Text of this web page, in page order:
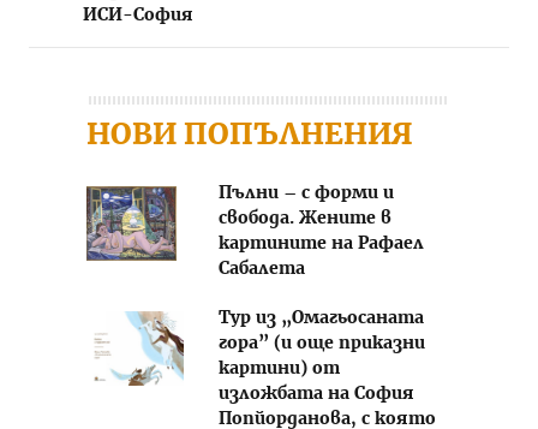
ИСИ-София
НОВИ ПОПЪЛНЕНИЯ
Пълни – с форми и
свобода. Жените в
картините на Рафаел
Сабалета
Тур из „Омагьосаната
гора” (и още приказни
картини) от
изложбата на София
Попйорданова, с която